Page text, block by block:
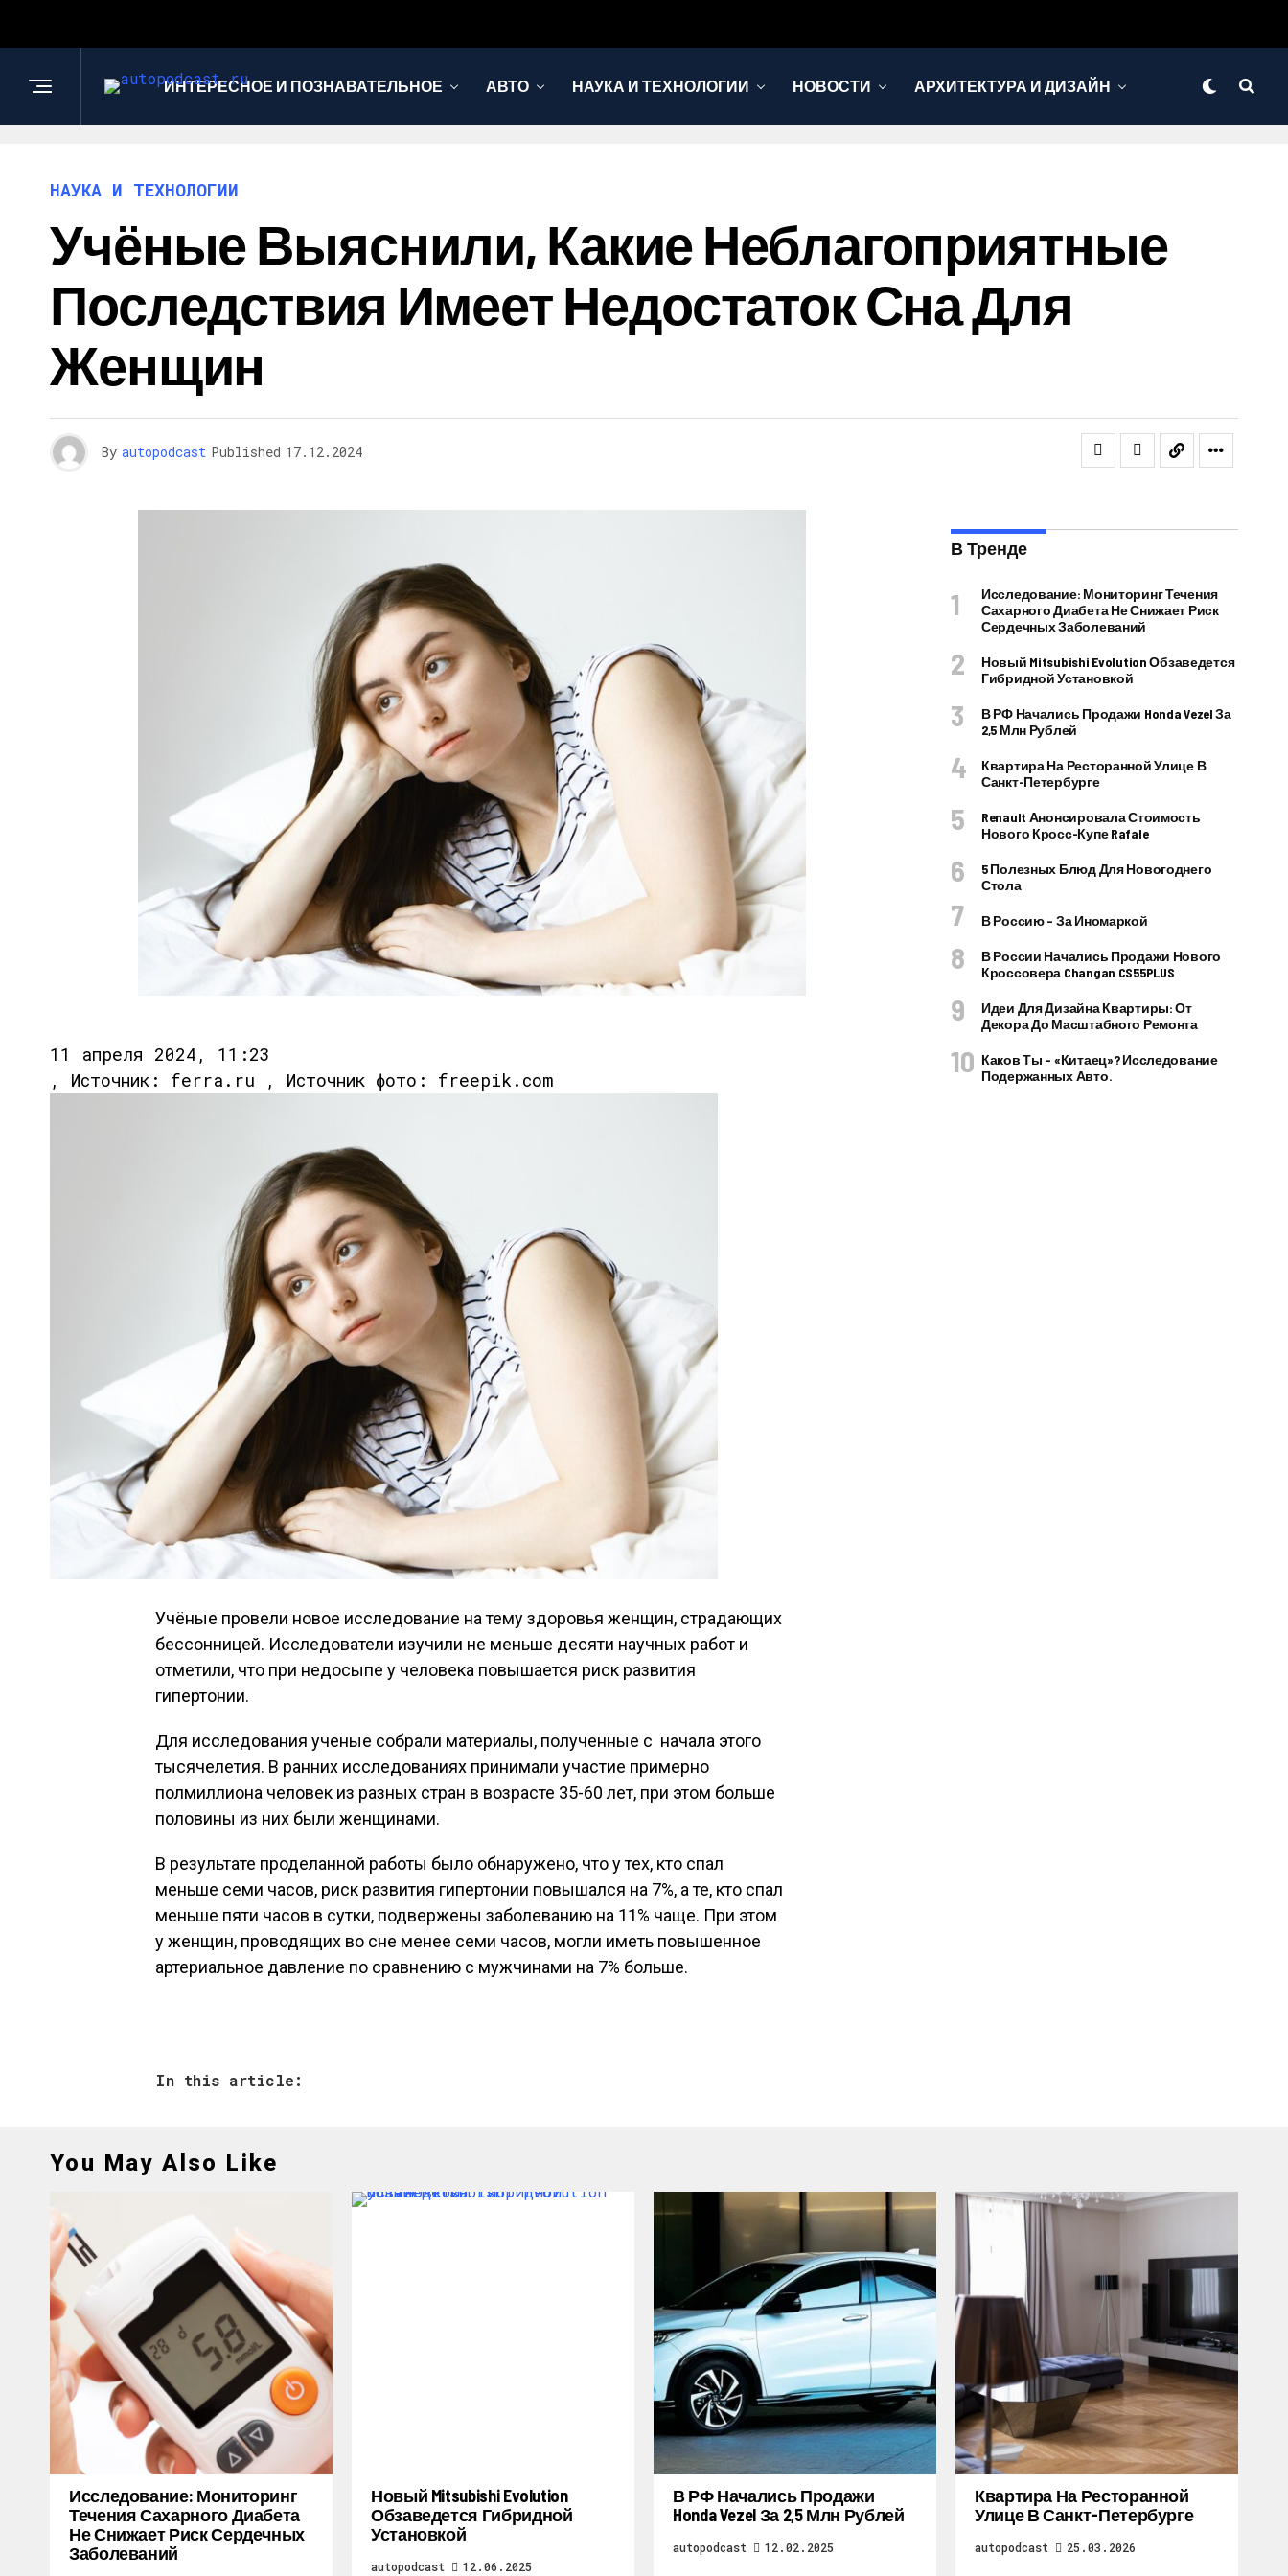
ИНТЕРЕСНОЕ И ПОЗНАВАТЕЛЬНОЕ АВТО НАУКА И ТЕХНОЛОГИИ НОВОСТИ АРХИТЕКТУРА И ДИЗАЙН
НАУКА И ТЕХНОЛОГИИ
Учёные Выяснили, Какие Неблагоприятные
Последствия Имеет Недостаток Сна Для
Женщин
By autopodcast Published 17.12.2024
11 апреля 2024, 11:23
, Источник: ferra.ru , Источник фото: freepik.com
Учёные провели новое исследование на тему здоровья женщин, страдающих
бессонницей. Исследователи изучили не меньше десяти научных работ и
отметили, что при недосыпе у человека повышается риск развития
гипертонии.
Для исследования ученые собрали материалы, полученные с начала этого
тысячелетия. В ранних исследованиях принимали участие примерно
полмиллиона человек из разных стран в возрасте 35-60 лет, при этом больше
половины из них были женщинами.
В результате проделанной работы было обнаружено, что у тех, кто спал
меньше семи часов, риск развития гипертонии повышался на 7%, а те, кто спал
меньше пяти часов в сутки, подвержены заболеванию на 11% чаще. При этом
у женщин, проводящих во сне менее семи часов, могли иметь повышенное
артериальное давление по сравнению с мужчинами на 7% больше.
In this article:
В Тренде
Исследование: Мониторинг Течения
Сахарного Диабета Не Снижает Риск
Сердечных Заболеваний
Новый Mitsubishi Evolution Обзаведется
Гибридной Установкой
В РФ Начались Продажи Honda Vezel За
2,5 Млн Рублей
Квартира На Ресторанной Улице В
Санкт-Петербурге
Renault Анонсировала Стоимость
Нового Кросс-Купе Rafale
5 Полезных Блюд Для Новогоднего
Стола
В Россию – За Иномаркой
В России Начались Продажи Нового
Кроссовера Changan CS55PLUS
Идеи Для Дизайна Квартиры: От
Декора До Масштабного Ремонта
Каков Ты – «китаец»? Исследование
Подержанных Авто.
You May Also Like
Исследование: Мониторинг
Течения Сахарного Диабета
Не Снижает Риск Сердечных
Заболеваний
Новый Mitsubishi Evolution
Обзаведется Гибридной
Установкой
autopodcast 12.06.2025
В РФ Начались Продажи
Honda Vezel За 2,5 Млн Рублей
autopodcast 12.02.2025
Квартира На Ресторанной
Улице В Санкт-Петербурге
autopodcast 25.03.2026